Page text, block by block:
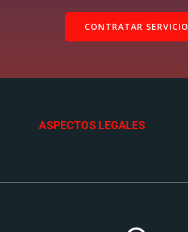
CONTRATAR SERVICIO
ASPECTOS LEGALES